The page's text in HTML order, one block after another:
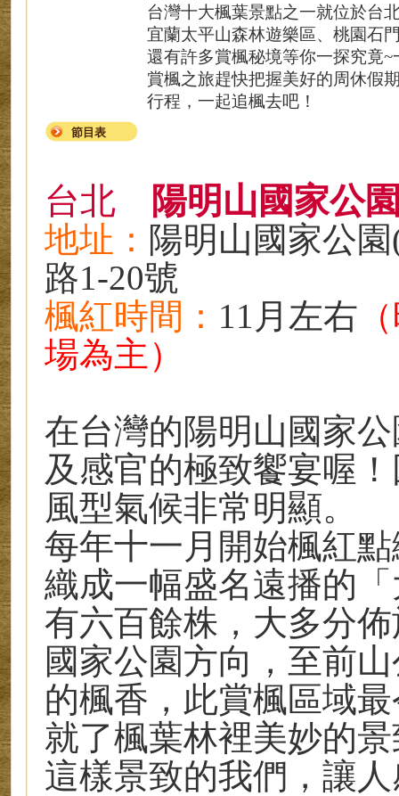
台灣十大楓葉景點之一就位於台
宜蘭太平山森林遊樂區、桃園石
還有許多賞楓秘境等你一探究竟~
賞楓之旅趕快把握美好的周休假
行程，一起追楓去吧！
節目表
台北 陽明山國家公
地址 ： 陽明山國家公
路1-20號
楓紅時間 ： 11月左右
場為主）
在台灣的陽明山國家
及感官的極致饗宴喔
風型氣候非常明顯。
每年十一月開始楓紅
織成一幅盛名遠播的
有六百餘株，大多分
國家公園方向，至前
的楓香，此賞楓區域
就了楓葉林裡美妙的
這樣景致的我們，讓